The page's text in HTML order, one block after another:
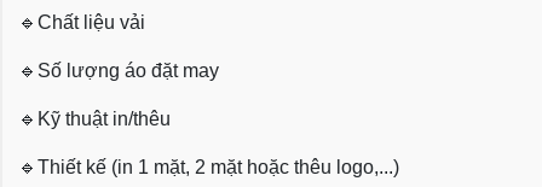
🔹 Chất liệu vải
🔹 Số lượng áo đặt may
🔹 Kỹ thuật in/thêu
🔹 Thiết kế (in 1 mặt, 2 mặt hoặc thêu logo,...)